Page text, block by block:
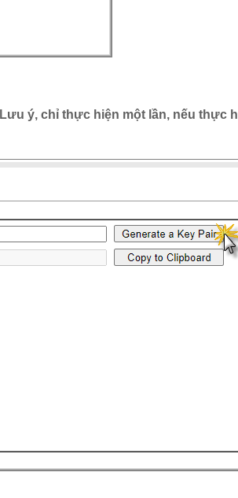
Lưu ý, chỉ thực hiện một lần, nếu thực